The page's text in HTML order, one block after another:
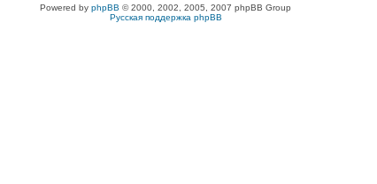
Powered by phpBB © 2000, 2002, 2005, 2007 phpBB Group
Русская поддержка phpBB